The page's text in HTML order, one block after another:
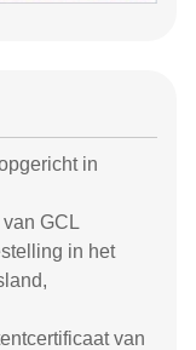
in
GCL
in het
van